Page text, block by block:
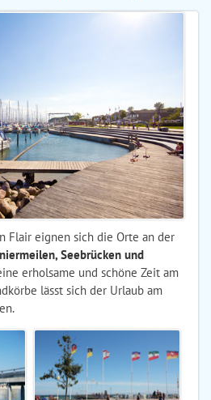
Flair eignen sich die Orte an der
Seebrücken und
erholsame und schöne Zeit am
lässt sich der Urlaub am